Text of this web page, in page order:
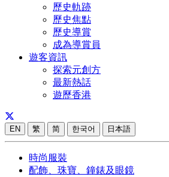
歷史軌跡
歷史焦點
歷史導賞
成為導賞員
遊客資訊
探索元創方
最新熱話
遊歷香港
EN 繁 简 한국어 日本語
時尚服裝
配飾、珠寶、鐘錶及眼鏡